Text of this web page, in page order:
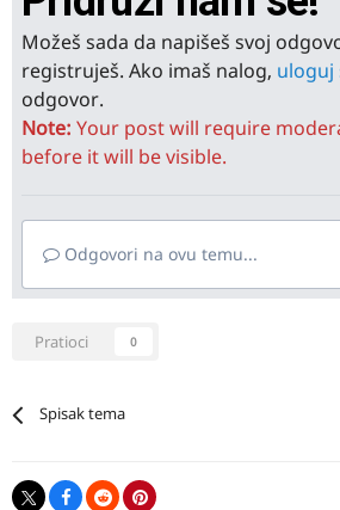
Možeš sada da napišeš svoj
registruješ. Ako imaš nalog, uloguj
odgovor.
Note: Your post will require
before it will be visible.
Odgovori na ovu temu...
Pratioci 0
Spisak tema